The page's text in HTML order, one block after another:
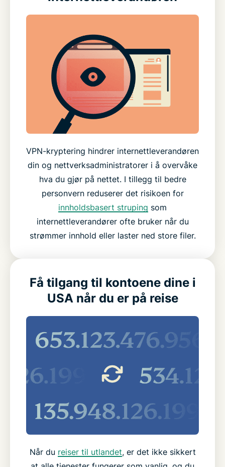
VPN-kryptering hindrer internettleverandøren
din og nettverksadministratorer i å overvåke
hva du gjør på nettet. I tillegg til bedre
personvern reduserer det risikoen for
innholdsbasert struping som
internettleverandører ofte bruker når du
strømmer innhold eller laster ned store filer.
Få tilgang til kontoene dine i
USA når du er på reise
Når du reiser til utlandet, er det ikke sikkert